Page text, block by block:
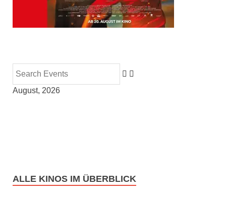
August, 2026
ALLE KINOS IM ÜBERBLICK